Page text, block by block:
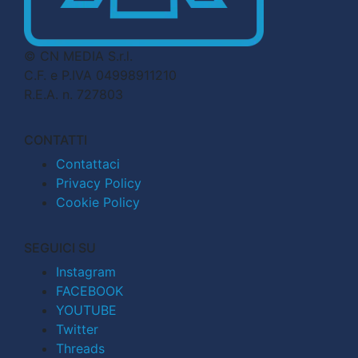
© CN MEDIA S.r.l.
C.F. e P.IVA 04998911210
R.E.A. n. 727803
CONTATTI
Contattaci
Privacy Policy
Cookie Policy
SEGUICI SU
Instagram
FACEBOOK
YOUTUBE
Twitter
Threads